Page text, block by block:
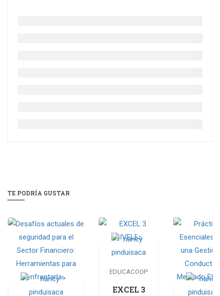
TE PODRÍA GUSTAR
EDUCACOOP
EXCEL 3